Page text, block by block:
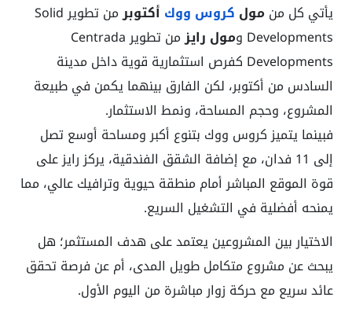
يأتي كل منمول كروس ووك أكتوبر
من تطوير Solid
Developments و مول رايز
من تطوير Centrada
Developments كفرص استثمارية قوية داخل مدينة
السادس من أكتوبر، لكن الفارق بينهما يكمن في طبيعة
المشروع، وحجم المساحة، ونمط الاستثمار.
فبينما يتميز كروس ووك بتنوع أكبر ومساحة أوسع تصل
إلى 11 فدان، مع إضافة الشقق الفندقية، يركز رايز على
قوة الموقع المباشر أمام منطقة حيوية وترافيك عالي، مما
يمنحه أفضلية في التشغيل السريع.
الاختيار بين المشروعين يعتمد على هدف المستثمر؛ هل
يبحث عن مشروع متكامل طويل المدى، أم عن فرصة تحقق
عائد سريع مع حركة زوار مباشرة من اليوم الأول.